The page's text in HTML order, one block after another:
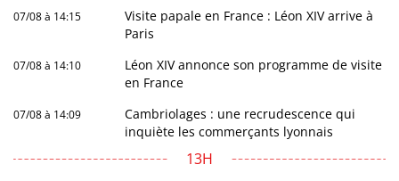
07/08 à 14:15
Visite papale en France : Léon XIV arrive à
Paris
07/08 à 14:10
Léon XIV annonce son programme de visite
en France
07/08 à 14:09
Cambriolages : une recrudescence qui
inquiète les commerçants lyonnais
13H